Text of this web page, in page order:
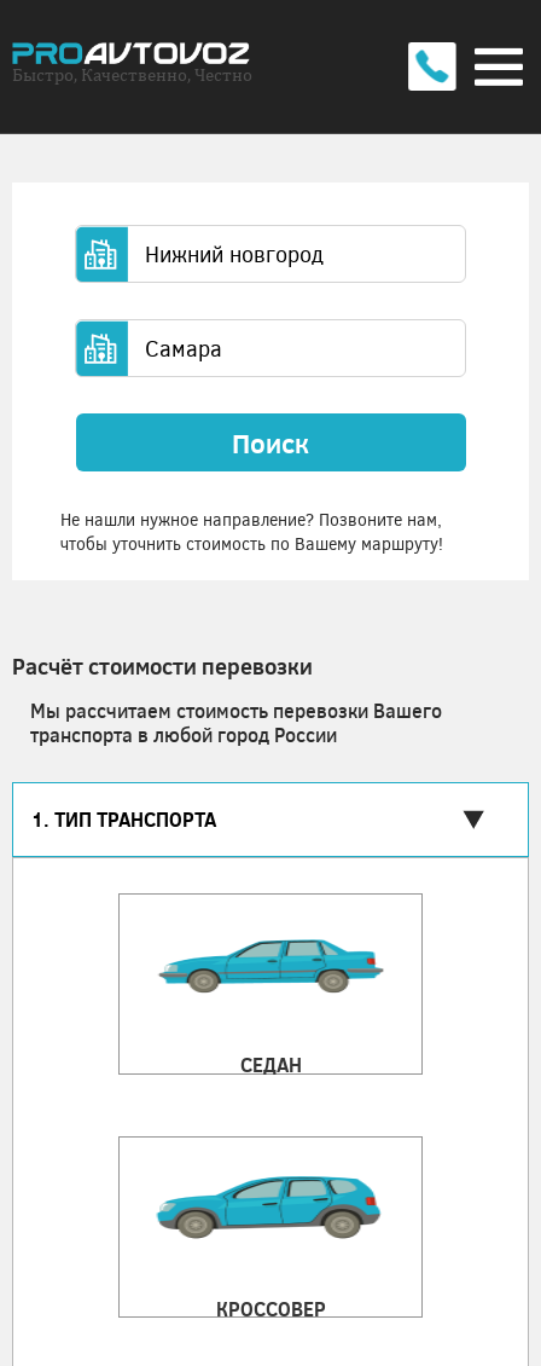
Быстро, Качественно, Честно
Поиск
Не нашли нужное направление? Позвоните нам,
чтобы уточнить стоимость по Вашему маршруту!
Расчёт стоимости перевозки
Мы рассчитаем стоимость перевозки Вашего
транспорта в любой город России
1. ТИП ТРАНСПОРТА
СЕДАН
КРОССОВЕР